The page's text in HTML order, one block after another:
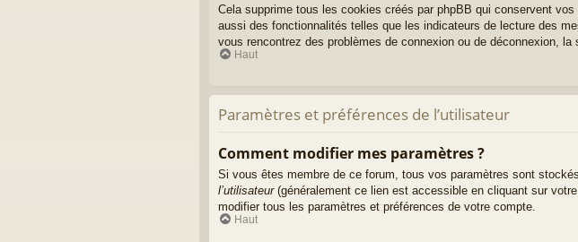
Cela supprime tous les cookies créés par phpBB qui conservent
aussi des fonctionnalités telles que les indicateurs de lecture des
vous rencontrez des problèmes de connexion ou de déconnexion,
Haut
Paramètres et préférences de l’utilisateur
Comment modifier mes paramètres ?
Si vous êtes membre de ce forum, tous vos paramètres sont
l’utilisateur(généralement ce lien est accessible en cliquant sur
modifier tous les paramètres et préférences de votre compte.
Haut